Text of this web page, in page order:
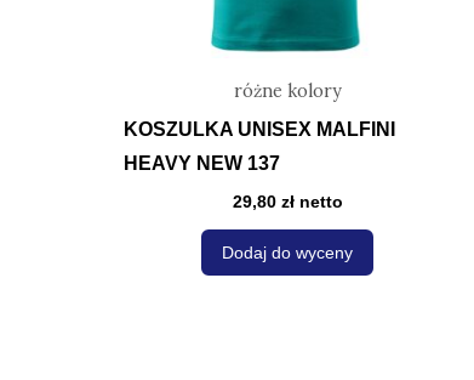
różne kolory
KOSZULKA UNISEX MALFINI
HEAVY NEW 137
29,80 złnetto
Dodaj do wyceny